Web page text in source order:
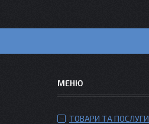
ТОВАРИ ТА ПОСЛУГИ